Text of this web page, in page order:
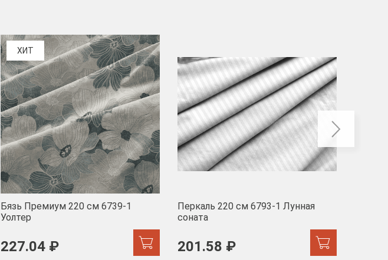
ХИТ
Бязь Премиум 220 см 6739-1
Уолтер
227.04 ₽
Перкаль 220 см 6793-1 Лунная
соната
201.58 ₽